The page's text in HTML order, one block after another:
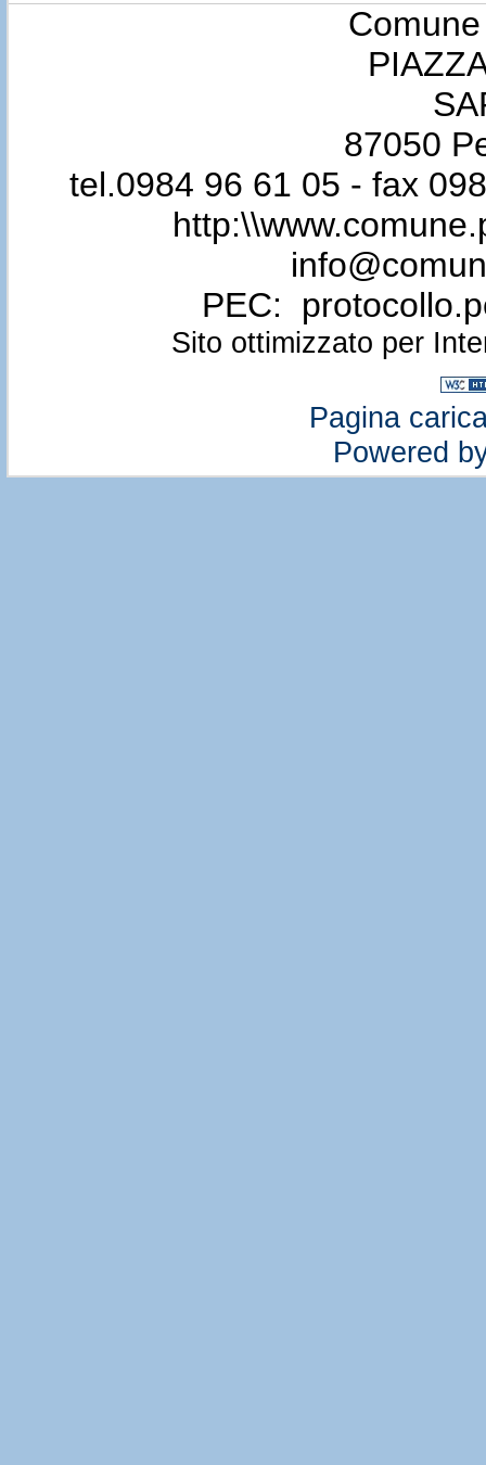
87050
tel.0984 96 61 05 - fax
PEC:
Sito ottimizzato per
Pagina
Powered